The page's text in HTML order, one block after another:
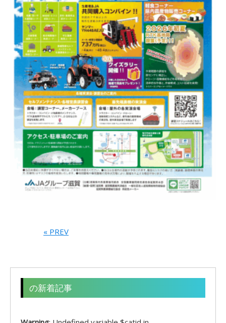
« PREV
の新着記事